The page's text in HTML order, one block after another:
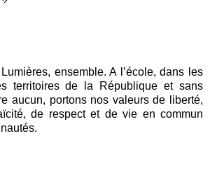
ensemble. A l’école, dans les
territoires de la République et sans
aucun, portons nos valeurs de liberté,
de respect et de vie en commun